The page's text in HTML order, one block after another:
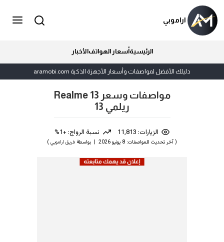
اراموبي
الرئيسيةأسعار الهواتفالأخبار
دليلك الأفضل لمواصفات وأسعار الأجهزة الذكية aramobi.com
مواصفات وسعر Realme 13
ريلمي 13
الزيارات: 11,813 نسبة الرواج: +1%
( آخر تحديث للمواصفات: 8 يونيو 2026 | بواسطة فريق اراموبي)